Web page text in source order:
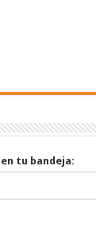
tu bandeja: